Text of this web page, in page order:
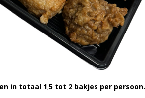
in totaal 1,5 tot 2 bakjes per persoon.